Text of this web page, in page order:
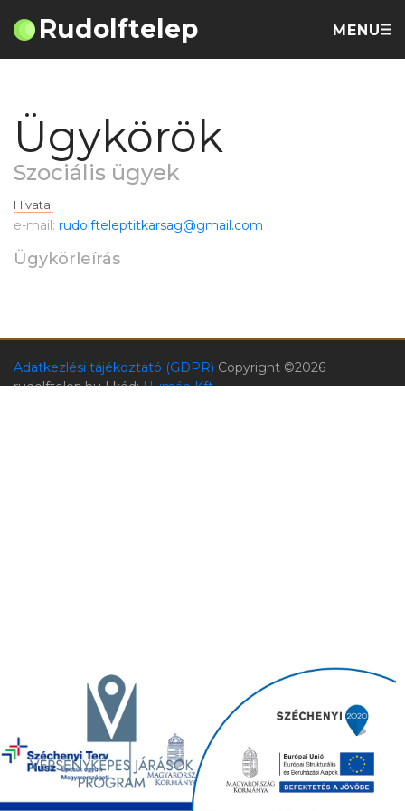
Rudolftelep MENU
Ügykörök
Szociális ügyek
Hivatal
e-mail: rudolfteleptitkarsag@gmail.com
Ügykörleírás
Adatkezlési tájékoztató (GDPR) Copyright ©2026
rudolftelep.hu | kód:Humán Kft.